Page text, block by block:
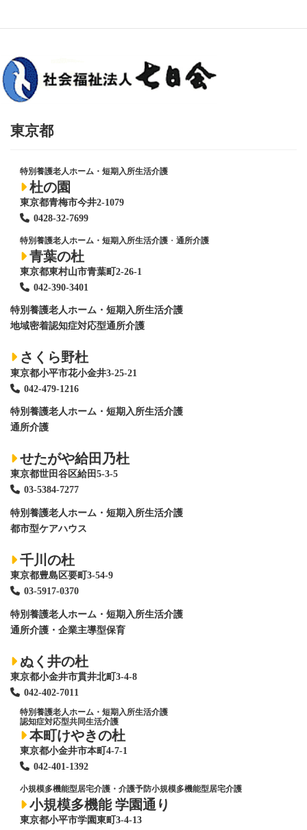
東京都
特別養護老人ホーム・短期入所生活介護
杜の園
東京都青梅市今井2-1079
0428-32-7699
特別養護老人ホーム・短期入所生活介護 ・ 通所介護
青葉の杜
東京都東村山市青葉町2-26-1
042-390-3401
特別養護老人ホーム ・短期入所生活介護
地域密着認知症対応型通所介護
さくら野杜
東京都小平市花小金井3-25-21
042-479-1216
特別養護老人ホーム ・短期入所生活介護
通所介護
せたがや給田乃杜
東京都世田谷区給田5-3-5
03-5384-7277
特別養護老人ホーム ・短期入所生活介護
都市型ケアハウス
千川の杜
東京都豊島区要町3-54-9
03-5917-0370
特別養護老人ホーム ・短期入所生活介護
通所介護・企業主導型保育
ぬく井の杜
東京都小金井市貫井北町3-4-8
042-402-7011
特別養護老人ホーム ・短期入所生活介護
認知症対応型共同生活介護
本町けやきの杜
東京都小金井市本町4-7-1
042-401-1392
小規模多機能型居宅介護・介護予防小規模多機能型居宅介護
小規模多機能 学園通り
東京都小平市学園東町3-4-13